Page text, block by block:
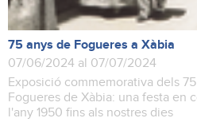
75 anys de Fogueres a Xàbia
07/06/2024 al 07/07/2024
Exposició commemorativa dels
Fogueres de Xàbia: una festa en
l'any 1950 fins als nostres dies